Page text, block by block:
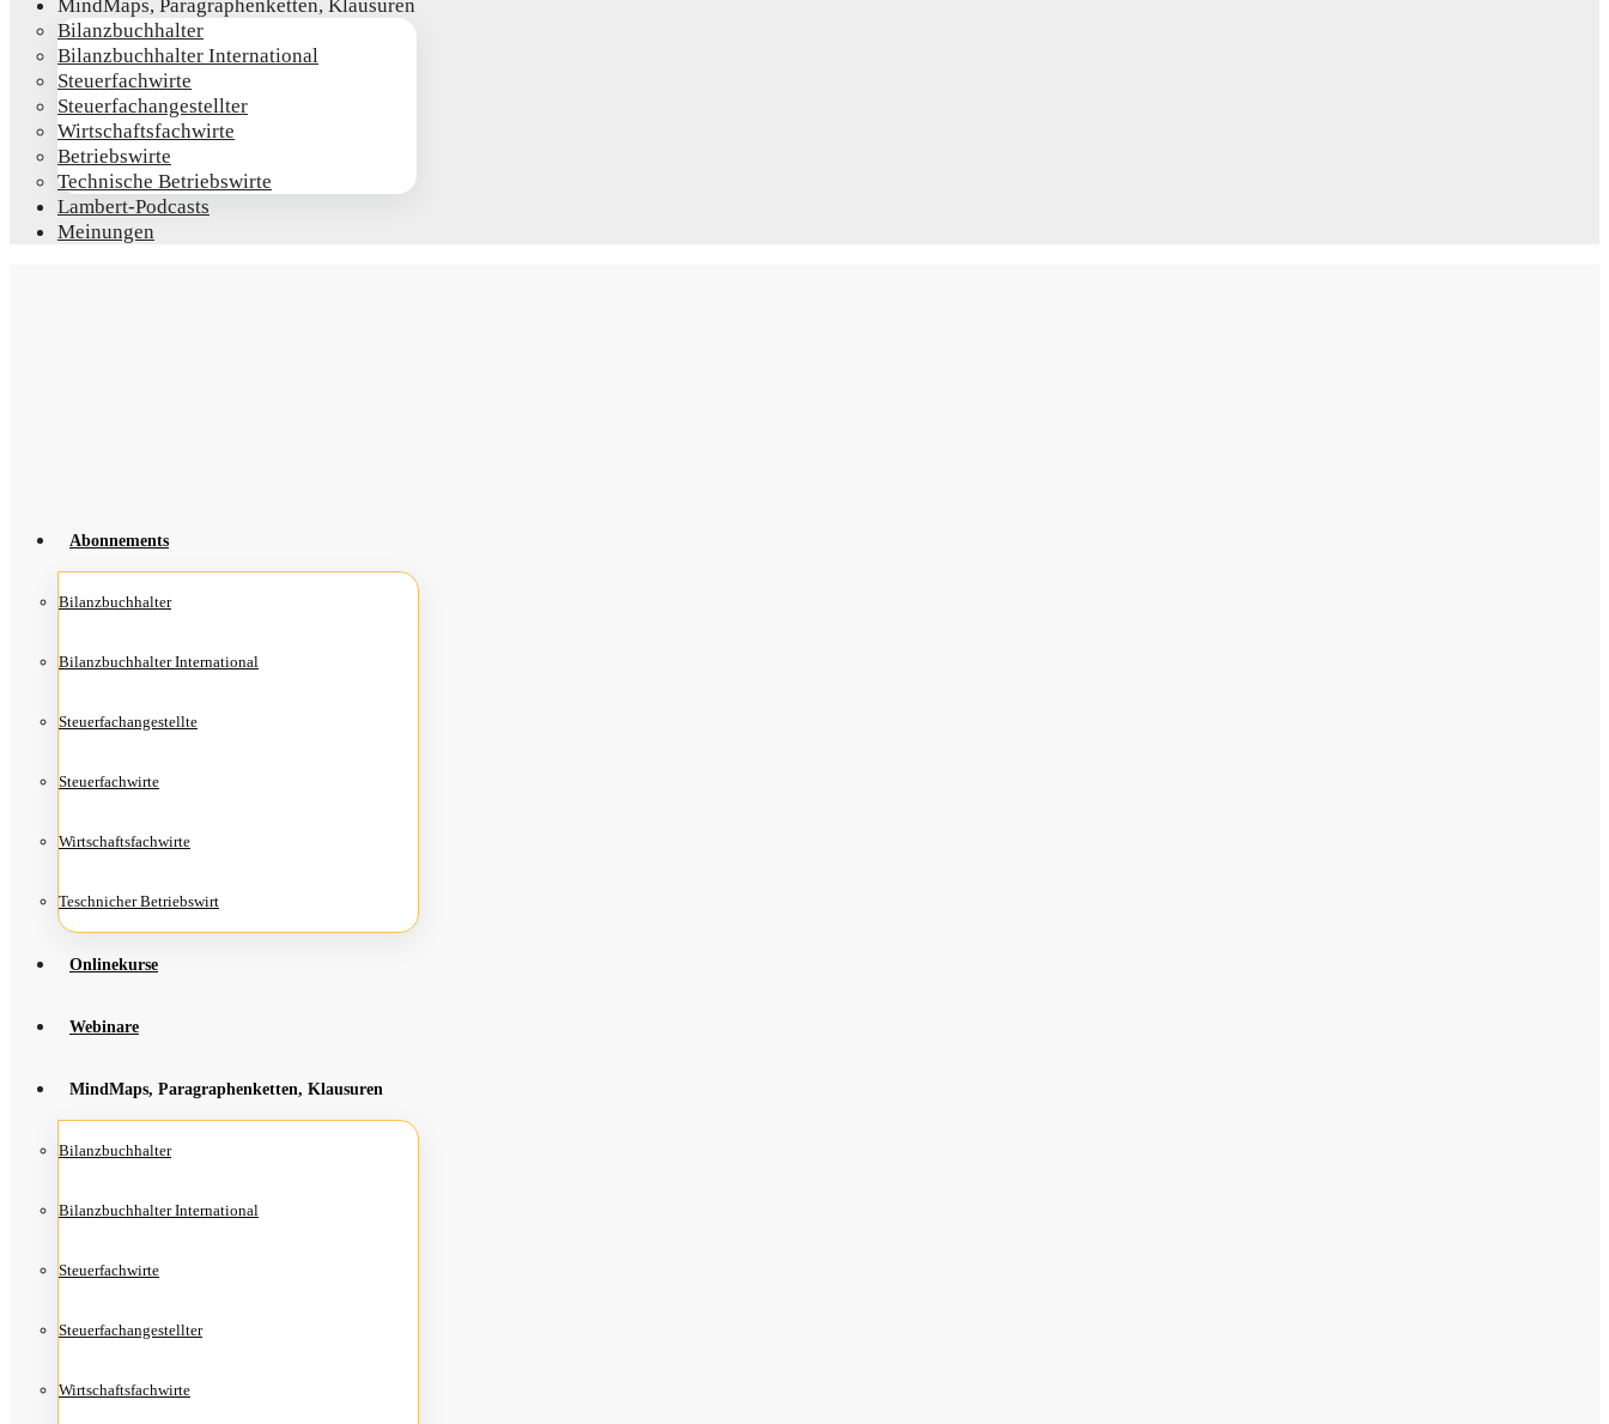
Mind­Maps, Para­gra­phen­ket­ten, Klausuren
Bilanz­buch­hal­ter
Bilanz­buch­hal­ter International
Steu­er­fach­wir­te
Steu­er­fach­an­ge­stell­ter
Wirt­schafts­fach­wir­te
Betriebs­wir­te
Tech­ni­sche Betriebswirte
Lam­­bert-Pod­­casts
Mei­nun­gen
Abon­ne­ments
Bilanz­buch­hal­ter
Bilanz­buch­hal­ter International
Steu­er­fach­an­ge­stell­te
Steu­er­fach­wir­te
Wirt­schafts­fach­wir­te
Teschni­cher Betriebswirt
Online­kur­se
Web­i­na­re
Mind­Maps, Para­gra­phen­ket­ten, Klausuren
Bilanz­buch­hal­ter
Bilanz­buch­hal­ter International
Steu­er­fach­wir­te
Steu­er­fach­an­ge­stell­ter
Wirt­schafts­fach­wir­te